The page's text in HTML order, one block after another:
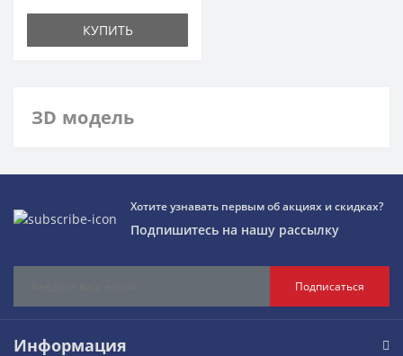
КУПИТЬ
ЗD модель
Хотите узнавать первым об акциях и скидках?
Подпишитесь на нашу рассылку
Подписаться
Информация